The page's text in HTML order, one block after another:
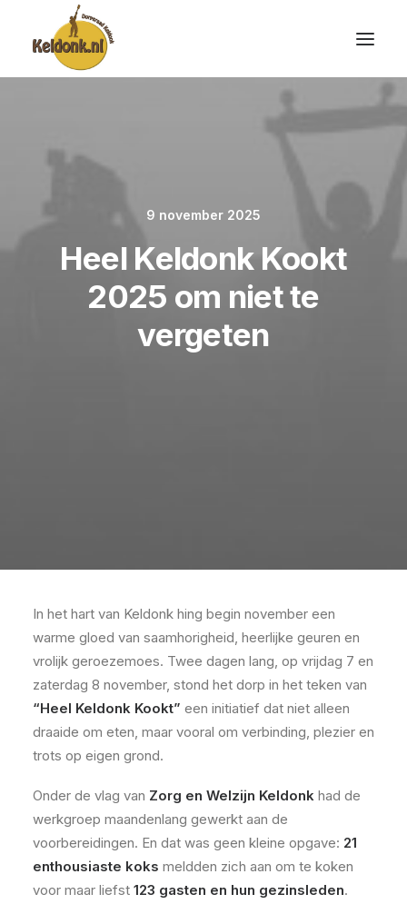
9 november 2025
Heel Keldonk Kookt
2025 om niet te
vergeten
In het hart van Keldonk hing begin november een
warme gloed van saamhorigheid, heerlijke geuren en
vrolijk geroezemoes. Twee dagen lang, op vrijdag 7 en
zaterdag 8 november, stond het dorp in het teken van
“Heel Keldonk Kookt” een initiatief dat niet alleen
draaide om eten, maar vooral om verbinding, plezier en
trots op eigen grond.
Onder de vlag van Zorg en Welzijn Keldonk had de
werkgroep maandenlang gewerkt aan de
voorbereidingen. En dat was geen kleine opgave: 21
enthousiaste koks meldden zich aan om te koken
voor maar liefst 123 gasten en hun gezinsleden.